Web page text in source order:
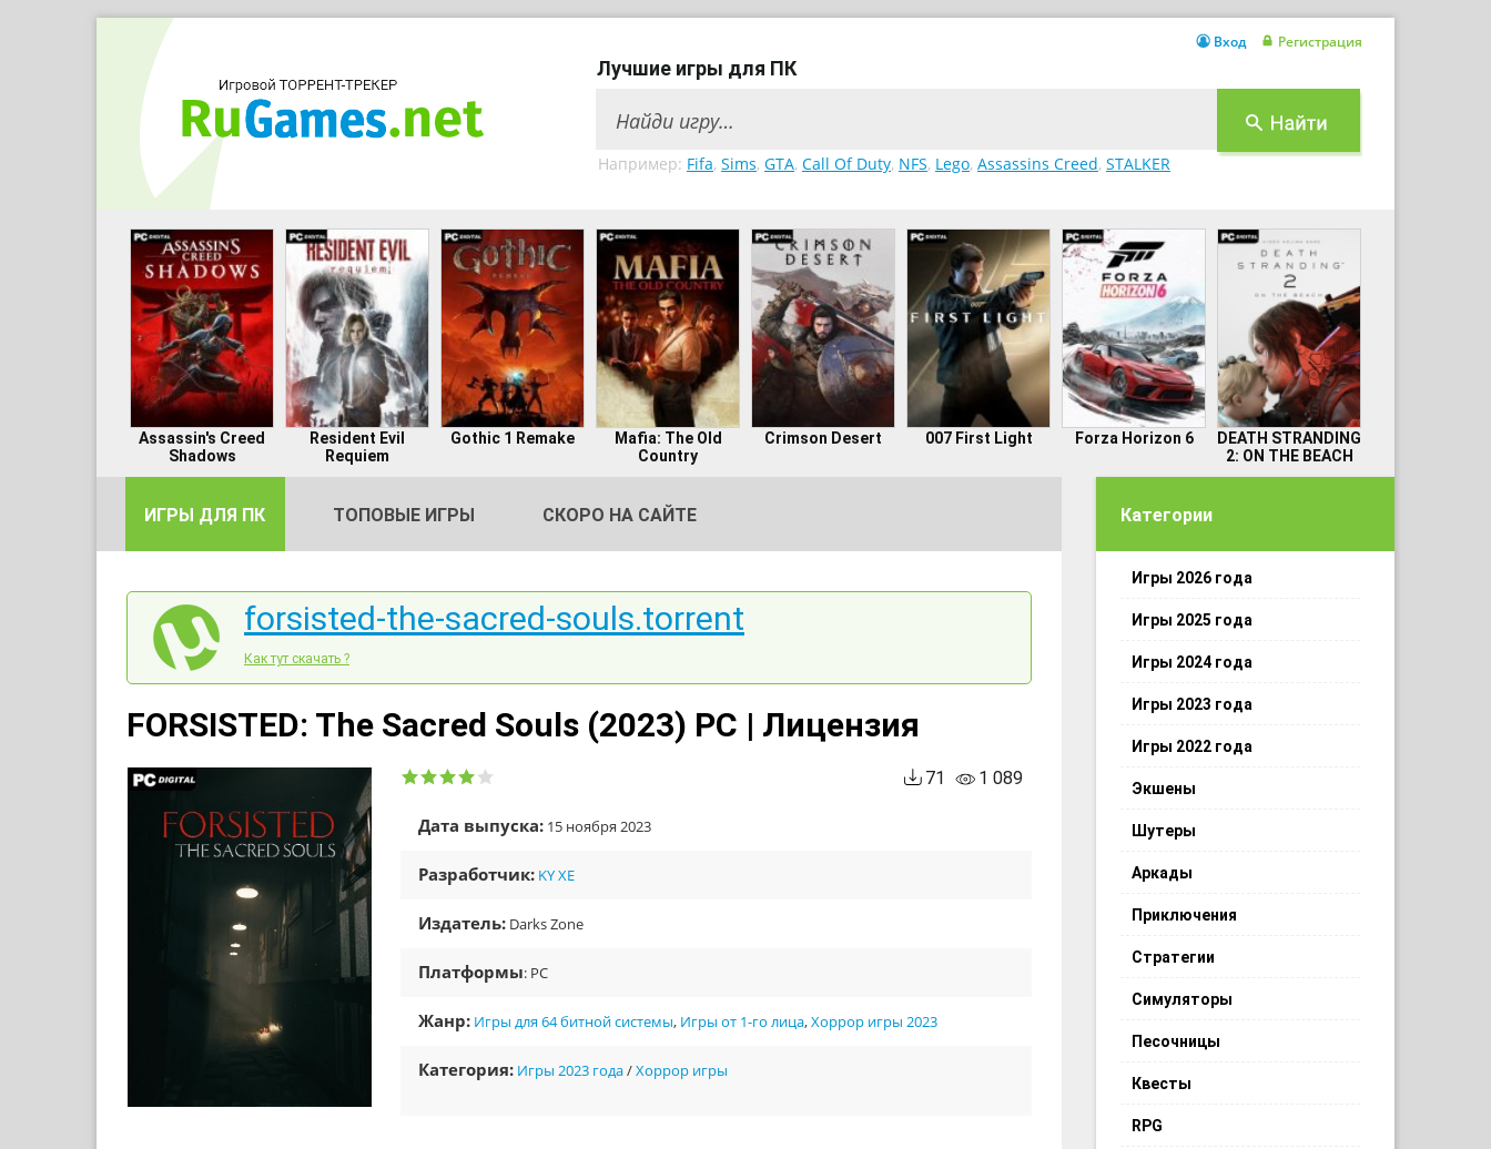
Лучшие игры для ПК
Например: Fifa, Sims, GTA, Call Of Duty, NFS, Lego, Assassins Creed, STALKER
Вход Регистрация
Assassin's Creed
Shadows
Resident Evil
Requiem
Gothic 1 Remake
Mafia: The Old
Country
Crimson Desert 007 First Light Forza Horizon 6
DEATH STRANDING
2: ON THE BEACH
ИГРЫ ДЛЯ ПК ТОПОВЫЕ ИГРЫ СКОРО НА САЙТЕ
forsisted-the-sacred-souls.torrent
Как тут скачать ?
FORSISTED: The Sacred Souls (2023) PC | Лицензия
1 089
71
Дата выпуска: 15 ноября 2023
Разработчик: KY XE
Издатель: Darks Zone
Платформы: PC
Жанр: Игры для 64 битной системы, Игры от 1-го лица,Хоррор игры 2023
Категория: Игры 2023 года/Хоррор игры
Категории
Игры 2026 года
Игры 2025 года
Игры 2024 года
Игры 2023 года
Игры 2022 года
Экшены
Шутеры
Аркады
Приключения
Стратегии
Симуляторы
Песочницы
Квесты
RPG